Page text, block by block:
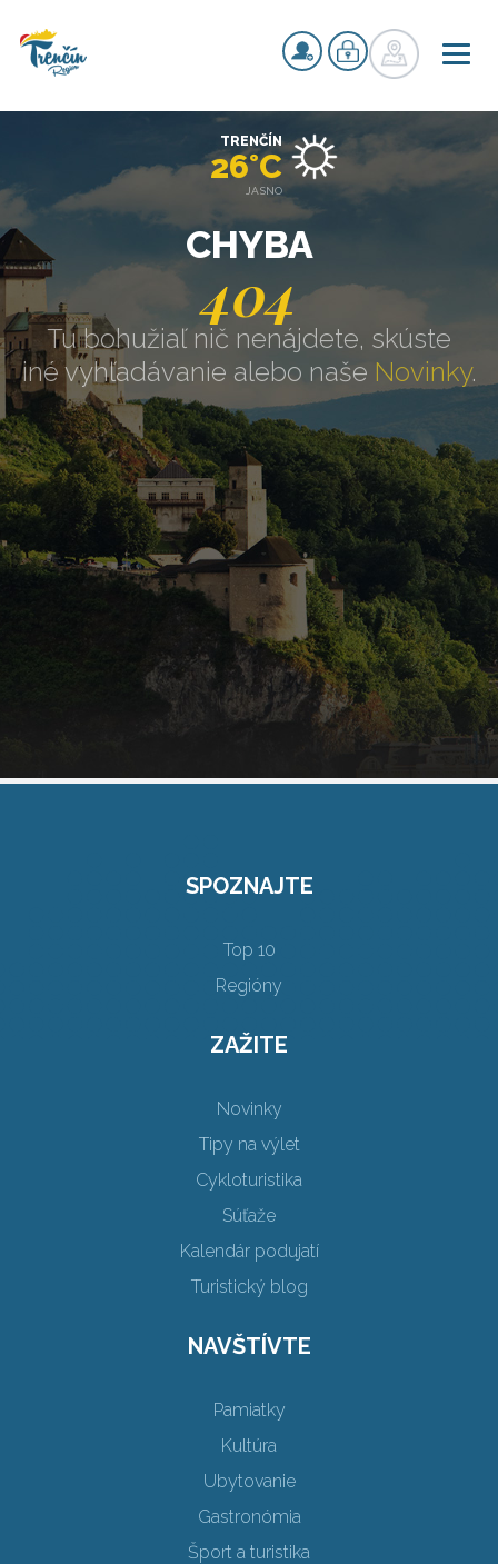
CHYBA
404
Tu bohužiaľ nič nenájdete, skúste
iné vyhľadávanie alebo naše Novinky.
TRENČÍN
26°C
JASNO
SPOZNAJTE
Top 10
Regióny
ZAŽITE
Novinky
Tipy na výlet
Cykloturistika
Súťaže
Kalendár podujatí
Turistický blog
NAVŠTÍVTE
Pamiatky
Kultúra
Ubytovanie
Gastronómia
Šport a turistika